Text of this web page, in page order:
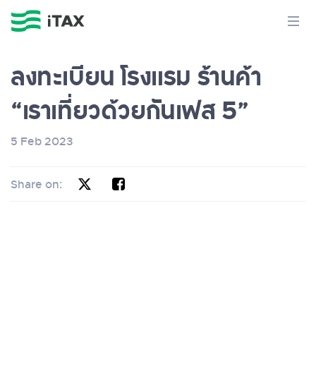
ลงทะเบียน โรงแรม ร้านค้า
“เราเที่ยวด้วยกันเฟส 5”
5 Feb 2023
Share on: